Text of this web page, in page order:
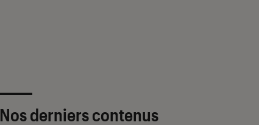
Nos derniers contenus